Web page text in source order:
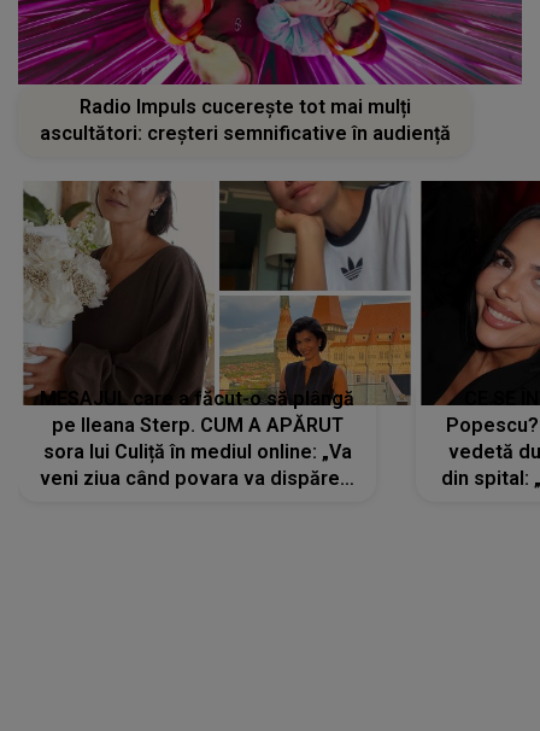
Radio Impuls cucerește tot mai mulți
ascultători: creșteri semnificative în audiență
MESAJUL care a făcut-o să plângă
pe Ileana Sterp. CUM A APĂRUT
sora lui Culiță în mediul online: „Va
veni ziua când povara va dispărea,
vedetă
din spital: